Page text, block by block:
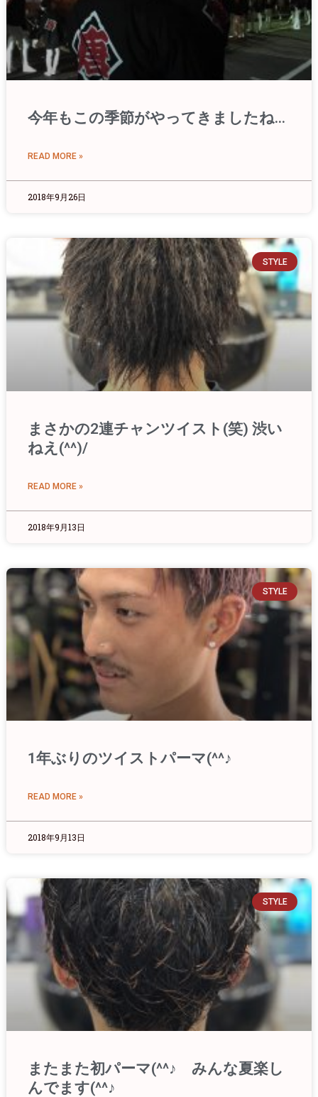
今年もこの季節がやってきましたね…
READ MORE »
2018年9月26日
STYLE
まさかの2連チャンツイスト(笑) 渋い
ねえ(^^)/
READ MORE »
2018年9月13日
STYLE
1年ぶりのツイストパーマ(^^♪
READ MORE »
2018年9月13日
STYLE
またまた初パーマ(^^♪ みんな夏楽し
んでます(^^♪